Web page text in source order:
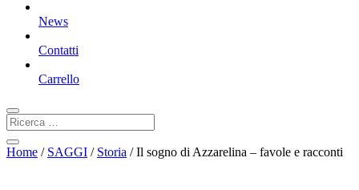
News
Contatti
Carrello
Home / SAGGI / Storia / Il sogno di Azzarelina – favole e racconti